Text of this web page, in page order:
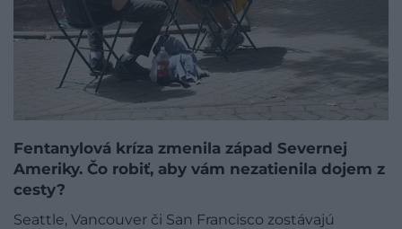
Fentanylová kríza zmenila západ Severnej
Ameriky. Čo robiť, aby vám nezatienila dojem z
cesty?
Seattle, Vancouver či San Francisco zostávajú